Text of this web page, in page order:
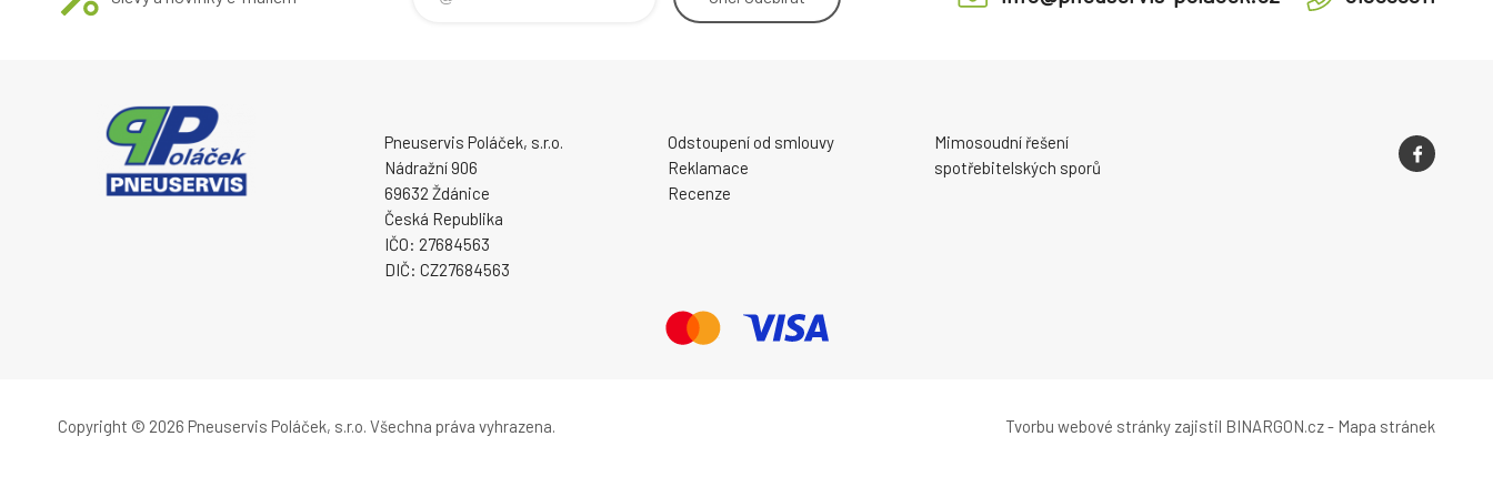
Pneuservis Poláček, s.r.o.
Nádražní 906
69632 Ždánice
Česká Republika
IČO: 27684563
DIČ: CZ27684563
Odstoupení od smlouvy
Reklamace
Recenze
Mimosoudní řešení
spotřebitelských sporů
Copyright © 2026 Pneuservis Poláček, s.r.o. Všechna práva vyhrazena. Tvorbu webové stránky zajistil BINARGON.cz- Mapa stránek